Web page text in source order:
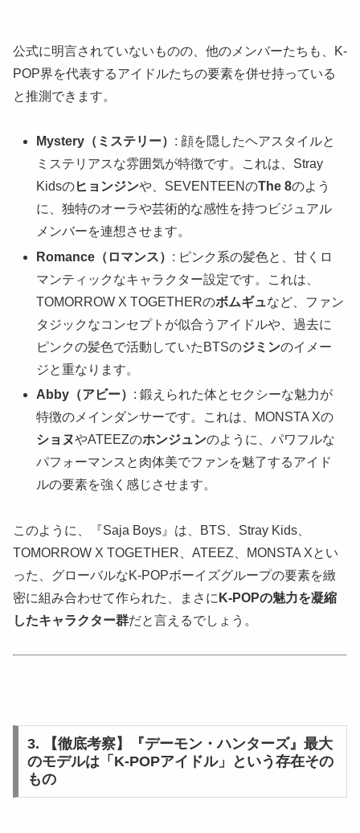
公式に明言されていないものの、他のメンバーたちも、K-
POP界を代表するアイドルたちの要素を併せ持っている
と推測できます。
Mystery（ミステリー） : 顔を隠したヘアスタイルと
ミステリアスな雰囲気が特徴です。これは、Stray
Kidsのヒョンジンや、SEVENTEENのThe 8のよう
に、独特のオーラや芸術的な感性を持つビジュアル
メンバーを連想させます。
Romance（ロマンス） : ピンク系の髪色と、甘くロ
マンティックなキャラクター設定です。これは、
TOMORROW X TOGETHERのボムギュなど、ファン
タジックなコンセプトが似合うアイドルや、過去に
ピンクの髪色で活動していたBTSのジミンのイメー
ジと重なります。
Abby（アビー） : 鍛えられた体とセクシーな魅力が
特徴のメインダンサーです。これは、MONSTA Xの
ショヌやATEEZのホンジュンのように、パワフルな
パフォーマンスと肉体美でファンを魅了するアイド
ルの要素を強く感じさせます。
このように、『Saja Boys』は、BTS、Stray Kids、
TOMORROW X TOGETHER、ATEEZ、MONSTA Xとい
った、グローバルなK-POPボーイズグループの要素を緻
密に組み合わせて作られた、まさに K-POPの魅力を凝縮
したキャラクター群だと言えるでしょう。
3. 【徹底考察】『デーモン・ハンターズ』最大
のモデルは「K-POPアイドル」という存在その
もの